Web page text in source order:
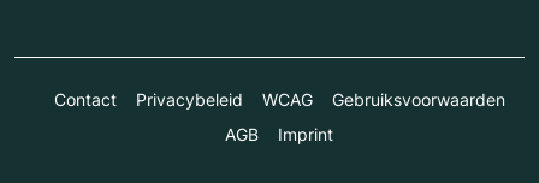
Contact Privacybeleid WCAG
Gebruiksvoorwaarden
AGB
Imprint